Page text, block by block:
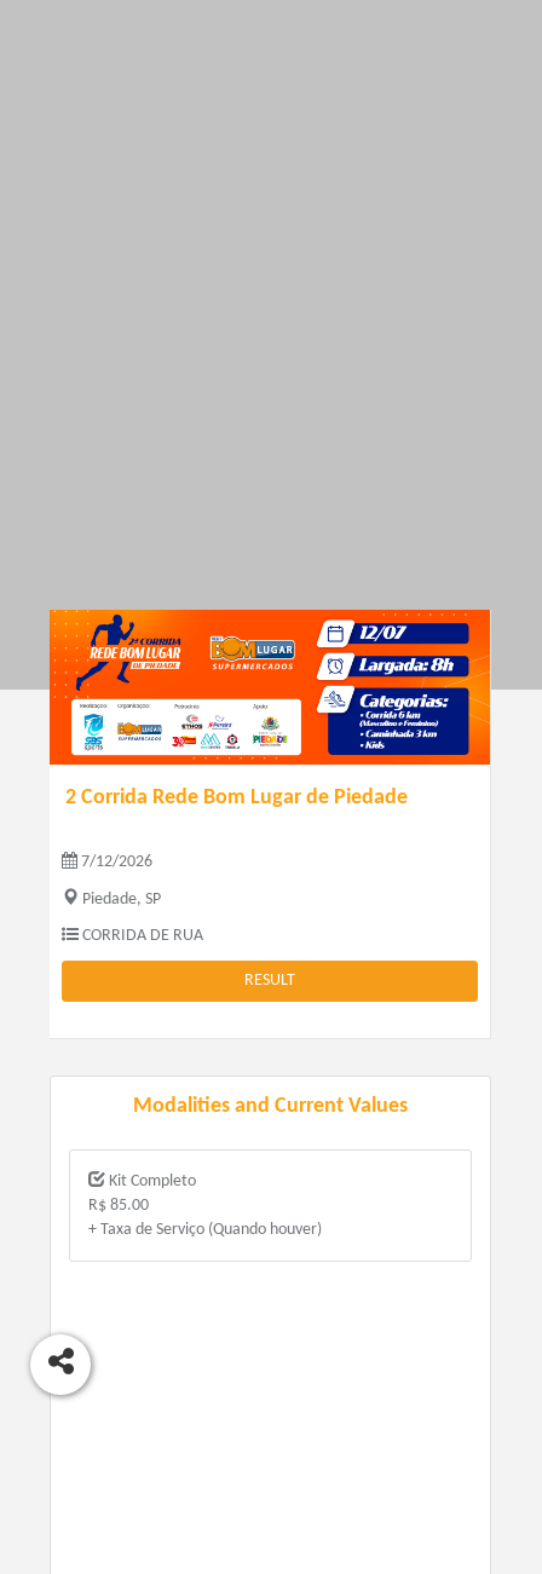
2 Corrida Rede Bom Lugar de Piedade
7/12/2026
Piedade, SP
CORRIDA DE RUA
RESULT
Modalities and Current Values
Kit Completo
R$ 85.00
+ Taxa de Serviço (Quando houver)